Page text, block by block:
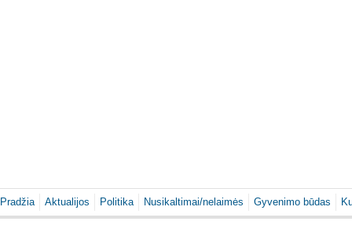
Pradžia Aktualijos Politika Nusikaltimai/nelaimės Gyvenimo būdas